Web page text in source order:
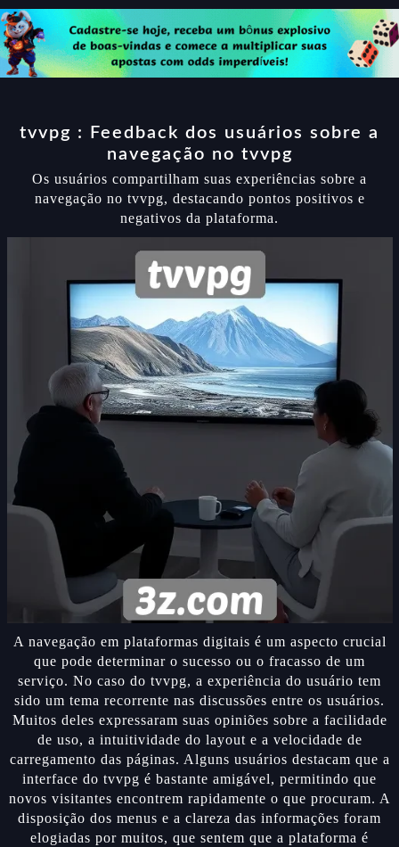
tvvpg : Feedback dos usuários sobre a
navegação no tvvpg
Os usuários compartilham suas experiências sobre a
navegação no tvvpg, destacando pontos positivos e
negativos da plataforma.
A navegação em plataformas digitais é um aspecto crucial
que pode determinar o sucesso ou o fracasso de um
serviço. No caso do tvvpg, a experiência do usuário tem
sido um tema recorrente nas discussões entre os usuários.
Muitos deles expressaram suas opiniões sobre a facilidade
de uso, a intuitividade do layout e a velocidade de
carregamento das páginas. Alguns usuários destacam que a
interface do tvvpg é bastante amigável, permitindo que
novos visitantes encontrem rapidamente o que procuram. A
disposição dos menus e a clareza das informações foram
elogiadas por muitos, que sentem que a plataforma é